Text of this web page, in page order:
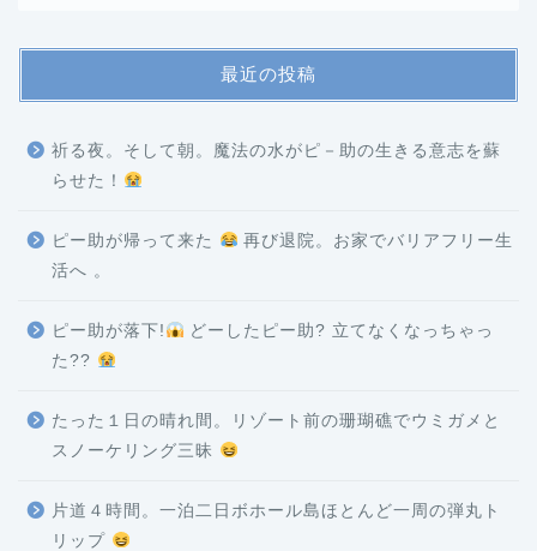
最近の投稿
祈る夜。そして朝。魔法の水がピ－助の生きる意志を蘇
らせた！
ピー助が帰って来た
再び退院。お家でバリアフリー生
活へ 。
ピー助が落下!
どーしたピー助? 立てなくなっちゃっ
た??
たった１日の晴れ間。リゾート前の珊瑚礁でウミガメと
スノーケリング三昧
片道４時間。一泊二日ボホール島ほとんど一周の弾丸ト
リップ